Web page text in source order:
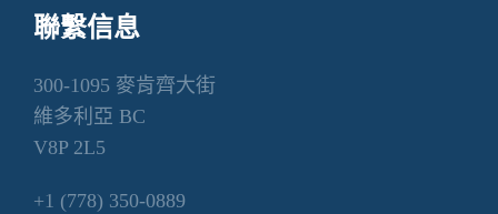
聯繫信息
300-1095 麥肯齊大街
維多利亞 BC
V8P 2L5
+1 (778) 350-0889